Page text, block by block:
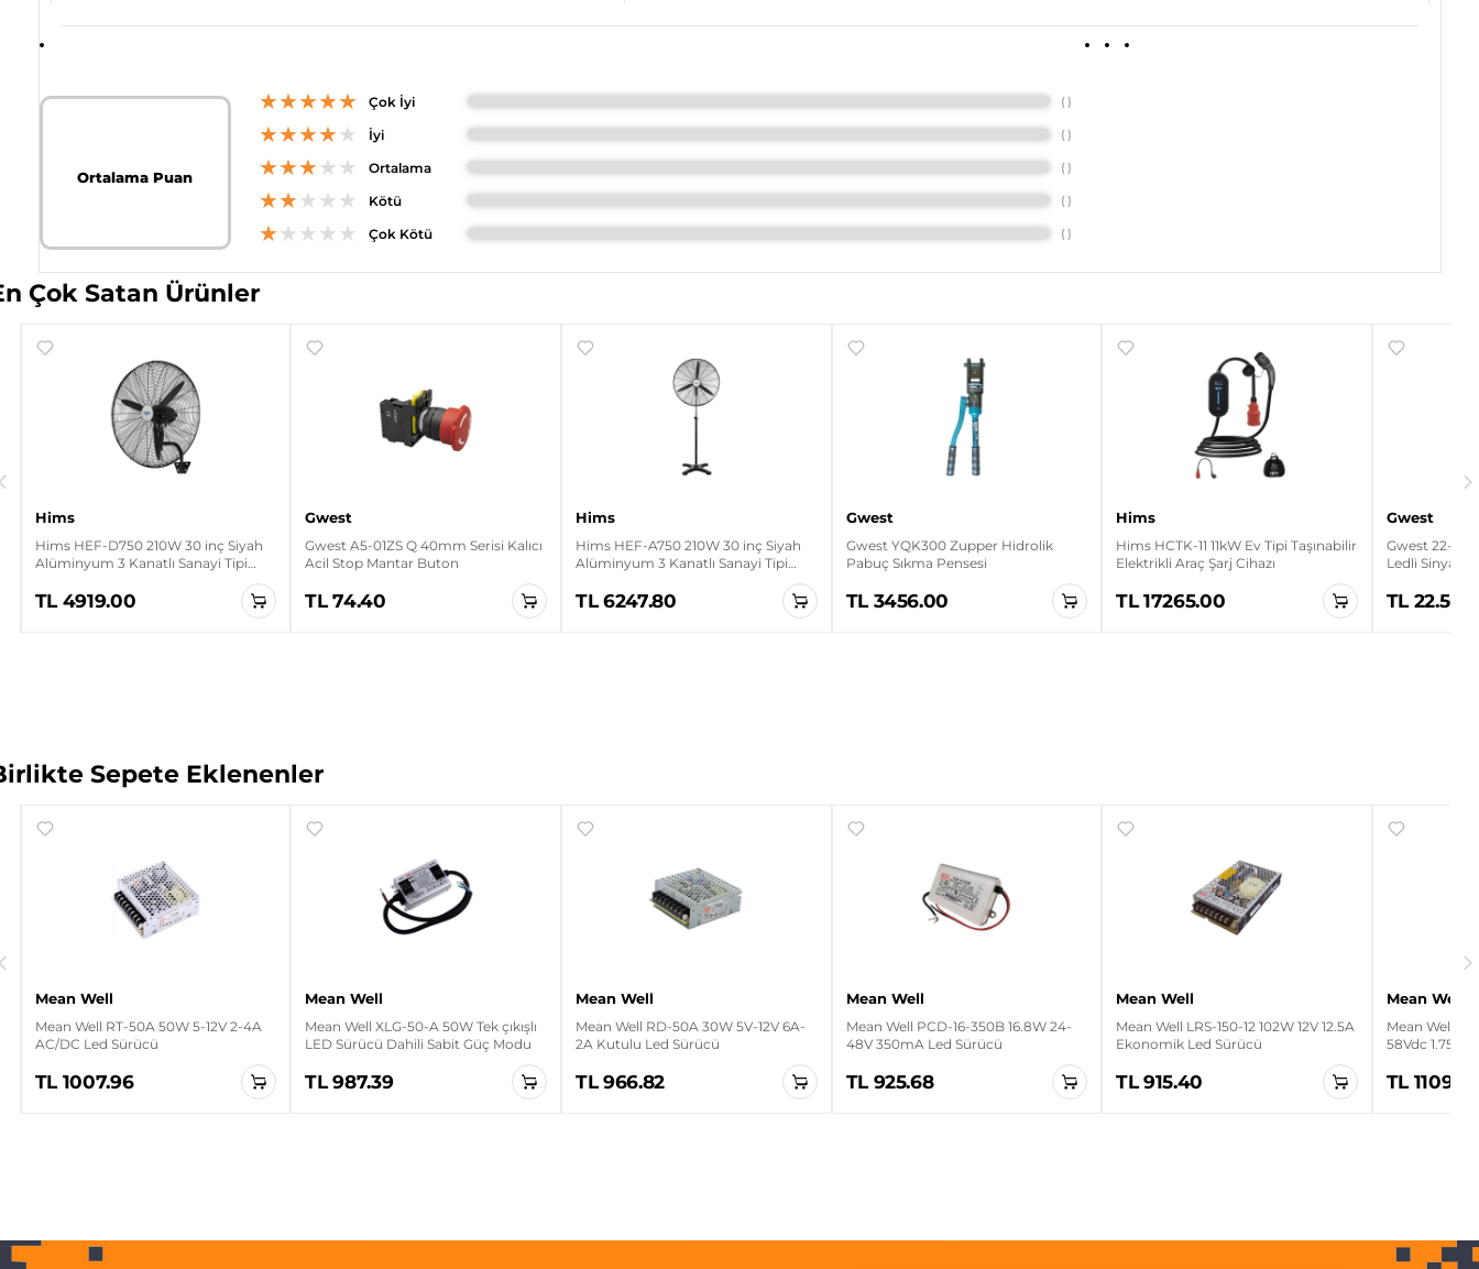
Ortalama Puan
★★★★★ Çok İyi
★★★★★ İyi
★★★★★ Ortalama
★★★★★ Kötü
★★★★★ Çok Kötü
( )
( )
( )
( )
( )
Çok Satan Ürünler
Hims
Hims HEF-D750 210W 30 inç Siyah
Alüminyum 3 Kanatlı Sanayi Tipi
TL 4919.00
Gwest
Gwest A5-01ZS Q 40mm Serisi Kalıcı
Acil Stop Mantar Buton
TL 74.40
Hims
Hims HEF-A750 210W 30 inç Siyah
Alüminyum 3 Kanatlı Sanayi Tipi
TL 6247.80
Gwest
Gwest YQK300 Zupper Hidrolik
Pabuç Sıkma Pensesi
TL 3456.00
Hims
Hims HCTK-11 11kW Ev Tipi Taşınabilir
Elektrikli Araç Şarj Cihazı
TL 17265.00
Gwest
Gwest 22-K
Ledli Sinyal
TL 22.56
Sepete Eklenenler
Mean Well
Mean Well RT-50A 50W 5-12V 2-4A
AC/DC Led Sürücü
TL 1007.96
Mean Well
Mean Well XLG-50-A 50W Tek çıkışlı
LED Sürücü Dahili Sabit Güç Modu
TL 987.39
Mean Well
Mean Well RD-50A 30W 5V-12V 6A-
2A Kutulu Led Sürücü
TL 966.82
Mean Well
Mean Well PCD-16-350B 16.8W 24-
48V 350mA Led Sürücü
TL 925.68
Mean Well
Mean Well LRS-150-12 102W 12V 12.5A
Ekonomik Led Sürücü
TL 915.40
Mean Well
Mean Well
58Vdc 1.75A
TL 1109.75